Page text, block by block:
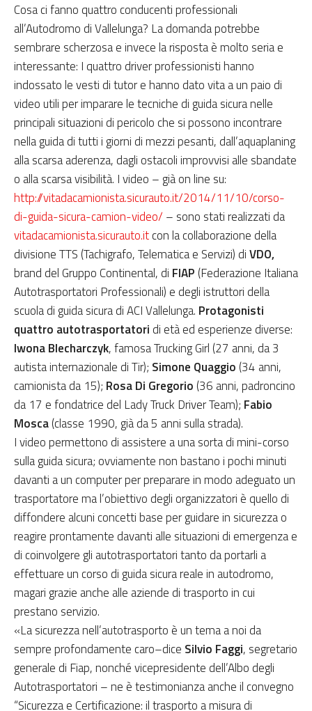
Cosa ci fanno quattro conducenti professionali
all’Autodromo di Vallelunga? La domanda potrebbe
sembrare scherzosa e invece la risposta è molto seria e
interessante: I quattro driver professionisti hanno
indossato le vesti di tutor e hanno dato vita a un paio di
video utili per imparare le tecniche di guida sicura nelle
principali situazioni di pericolo che si possono incontrare
nella guida di tutti i giorni di mezzi pesanti, dall’aquaplaning
alla scarsa aderenza, dagli ostacoli improvvisi alle sbandate
o alla scarsa visibilità. I video – già on line su:
http://vitadacamionista.sicurauto.it/2014/11/10/corso-
di-guida-sicura-camion-video/ – sono stati realizzati da
vitadacamionista.sicurauto.itcon la collaborazione della
divisione TTS (Tachigrafo, Telematica e Servizi) diVDO,
brand del Gruppo Continental, di FIAP (Federazione Italiana
Autotrasportatori Professionali) e degli istruttori della
scuola di guida sicura di ACI Vallelunga. Protagonisti
quattro autotrasportatori di età ed esperienze diverse:
Iwona Blecharczyk, famosa Trucking Girl (27 anni, da 3
autista internazionale di Tir); Simone Quaggio (34 anni,
camionista da 15); Rosa Di Gregorio (36 anni, padroncino
da 17 e fondatrice del Lady Truck Driver Team); Fabio
Mosca(classe 1990, già da 5 anni sulla strada).
I video permettono di assistere a una sorta di mini-corso
sulla guida sicura; ovviamente non bastano i pochi minuti
davanti a un computer per preparare in modo adeguato un
trasportatore ma l’obiettivo degli organizzatori è quello di
diffondere alcuni concetti base per guidare in sicurezza o
reagire prontamente davanti alle situazioni di emergenza e
di coinvolgere gli autotrasportatori tanto da portarli a
effettuare un corso di guida sicura reale in autodromo,
magari grazie anche alle aziende di trasporto in cui
prestano servizio.
«La sicurezza nell’autotrasporto è un tema a noi da
sempre profondamente caro–dice Silvio Faggi, segretario
generale di Fiap, nonché vicepresidente dell’Albo degli
Autotrasportatori – ne è testimonianza anche il convegno
“Sicurezza e Certificazione: il trasporto a misura di